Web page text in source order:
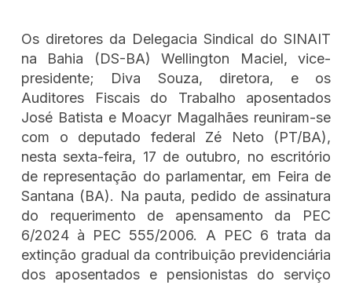
Os diretores da Delegacia Sindical do SINAIT
na Bahia (DS-BA) Wellington Maciel, vice-
presidente; Diva Souza, diretora, e os
Auditores Fiscais do Trabalho aposentados
José Batista e Moacyr Magalhães reuniram-se
com o deputado federal Zé Neto (PT/BA),
nesta sexta-feira, 17 de outubro, no escritório
de representação do parlamentar, em Feira de
Santana (BA). Na pauta, pedido de assinatura
do requerimento de apensamento da PEC
6/2024 à PEC 555/2006. A PEC 6 trata da
extinção gradual da contribuição previdenciária
dos aposentados e pensionistas do serviço